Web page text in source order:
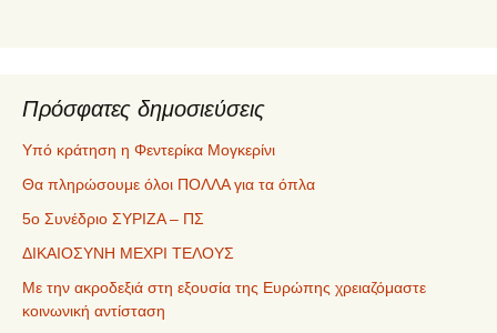
Πρόσφατες δημοσιεύσεις
Υπό κράτηση η Φεντερίκα Μογκερίνι
Θα πληρώσουμε όλοι ΠΟΛΛΑ για τα όπλα
5ο Συνέδριο ΣΥΡΙΖΑ – ΠΣ
ΔΙΚΑΙΟΣΥΝΗ ΜΕΧΡΙ ΤΕΛΟΥΣ
Με την ακροδεξιά στη εξουσία της Ευρώπης χρειαζόμαστε
κοινωνική αντίσταση